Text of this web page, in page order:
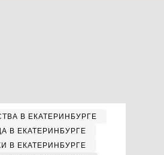
В ЕКАТЕРИНБУРГЕ
В ЕКАТЕРИНБУРГЕ
В ЕКАТЕРИНБУРГЕ